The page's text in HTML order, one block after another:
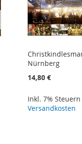
Nürnberg
14,80 €
Inkl. 7% Steuern
Versandkosten